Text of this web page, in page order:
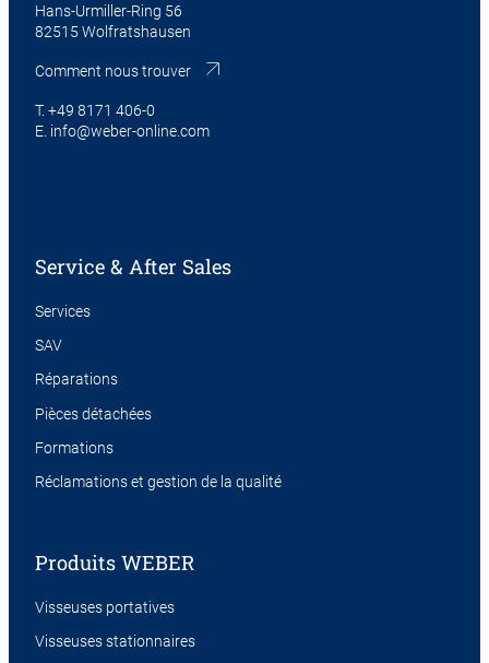
Hans-Urmiller-Ring 56
82515 Wolfratshausen
Comment nous trouver
T. +49 8171 406-0
E. info@weber-online.com
Service & After Sales
Services
SAV
Réparations
Pièces détachées
Formations
Réclamations et gestion de la qualité
Produits WEBER
Visseuses portatives
Visseuses stationnaires